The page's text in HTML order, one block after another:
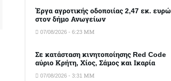
Έργα αγροτικής οδοποιίας 2,47 εκ. ευρώ
στον δήμο Ανωγείων
07/08/2026 - 6:23 ΜΜ
Σε κατάσταση κινητοποίησης Red Code
αύριο Κρήτη, Χίος, Σάμος και Ικαρία
07/08/2026 - 3:31 ΜΜ